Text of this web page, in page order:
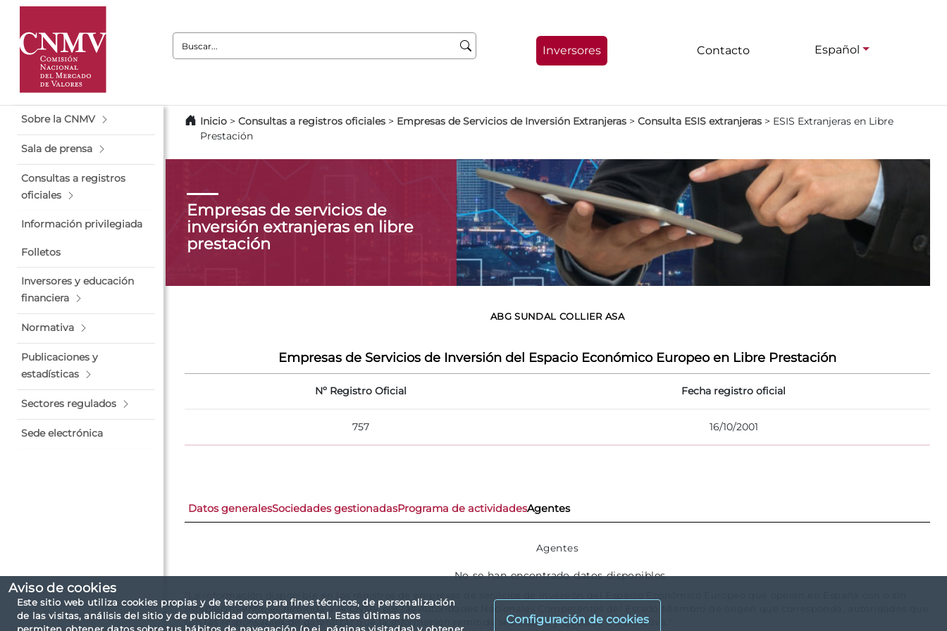
Aviso de cookies
Este sitio web utiliza cookies propias y de terceros para fines técnicos, de personalización
de las visitas, análisis del sitio y de publicidad comportamental. Estas últimas nos
Configuración de cookies
Buscar:
Inversores Contacto Español
Sobre la CNMV
Sala de prensa
Consultas a registros
oficiales
Información privilegiada
Folletos
Inversores y educación
financiera
Normativa
Publicaciones y
estadísticas
Sectores regulados
Sede electrónica
Inicio > Consultas a registros oficiales > Empresas de Servicios de Inversión Extranjeras > Consulta ESIS extranjeras > ESIS Extranjeras en Libre
Prestación
Empresas de servicios de
inversión extranjeras en libre
prestación
ABG SUNDAL COLLIER ASA
Empresas de Servicios de Inversión del Espacio Económico Europeo en Libre Prestación
Nº Registro Oficial Fecha registro oficial
757 16/10/2001
Datos generalesSociedades gestionadasPrograma de actividadesAgentes
Agentes
No se han encontrado datos disponibles
establecimiento, es remitida a la CNMV por las Autoridades Nacionales Competentes del Estado Miembro de origen que corresponda, autoridades que
son las responsables de garantizar que la información remitida sea exacta y ajustada a normativa."